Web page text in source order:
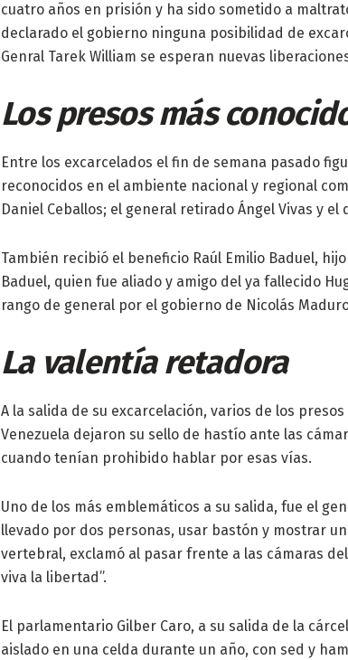
cuatro años en prisión y ha sido sometido a
declarado el gobierno ninguna posibilidad de
Genral Tarek William se esperan nuevas
Los presos más
Entre los excarcelados el fin de semana pasado
reconocidos en el ambiente nacional y regional
Daniel Ceballos; el general retirado Ángel Vivas y
También recibió el beneficio Raúl Emilio Baduel,
Baduel, quien fue aliado y amigo del ya fallecido
rango de general por el gobierno de Nicolás
La valentía retadora
A la salida de su excarcelación, varios de los
Venezuela dejaron su sello de hastío ante las
cuando tenían prohibido hablar por esas vías.
Uno de los más emblemáticos a su salida, fue el
llevado por dos personas, usar bastón y mostrar
vertebral, exclamó al pasar frente a las cámaras
viva la libertad”.
El parlamentario Gilber Caro, a su salida de la
aislado en una celda durante un año, con sed y